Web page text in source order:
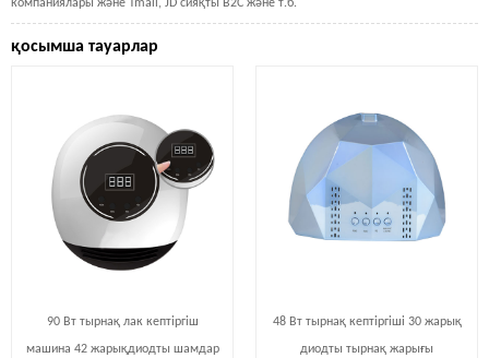
компаниялары және Tmall, JD сияқты B2C және т.б.
қосымша тауарлар
90 Вт тырнақ лак кептіргіш
машина 42 жарықдиодты шамдар
48 Вт тырнақ кептіргіші 30 жарық
диодты тырнақ жарығы